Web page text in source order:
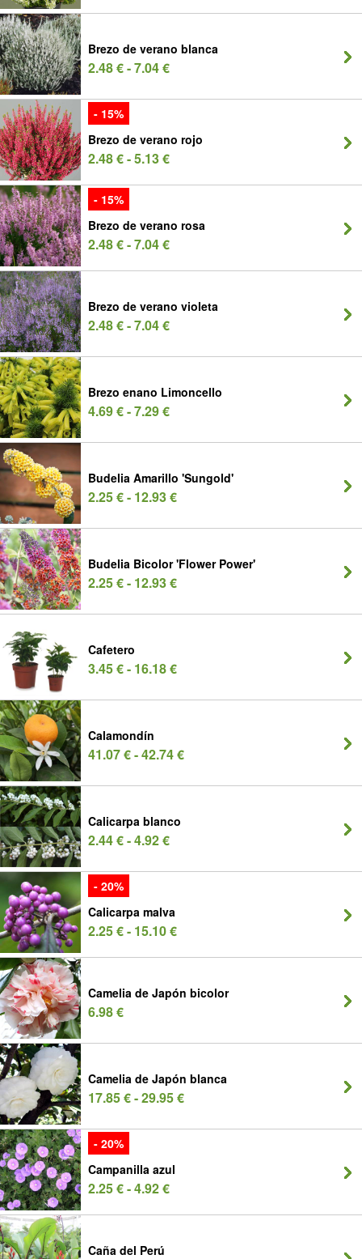
Brezo de verano blanca
2.48 € - 7.04 €
- 15%
Brezo de verano rojo
2.48 € - 5.13 €
- 15%
Brezo de verano rosa
2.48 € - 7.04 €
Brezo de verano violeta
2.48 € - 7.04 €
Brezo enano Limoncello
4.69 € - 7.29 €
Budelia Amarillo 'Sungold'
2.25 € - 12.93 €
Budelia Bicolor 'Flower Power'
2.25 € - 12.93 €
Cafetero
3.45 € - 16.18 €
Calamondín
41.07 € - 42.74 €
Calicarpa blanco
2.44 € - 4.92 €
- 20%
Calicarpa malva
2.25 € - 15.10 €
Camelia de Japón bicolor
6.98 €
Camelia de Japón blanca
17.85 € - 29.95 €
- 20%
Campanilla azul
2.25 € - 4.92 €
Caña del Perú